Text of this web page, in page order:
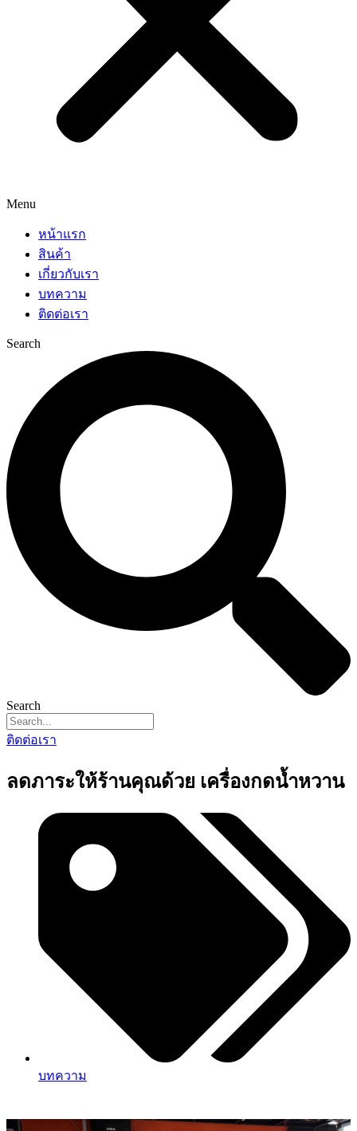
Menu
หน้าแรก
สินค้า
เกี่ยวกับเรา
บทความ
ติดต่อเรา
Search
Search
ติดต่อเรา
ลดภาระให้ร้านคุณด้วย เครื่องกดน้ำหวาน
บทความ